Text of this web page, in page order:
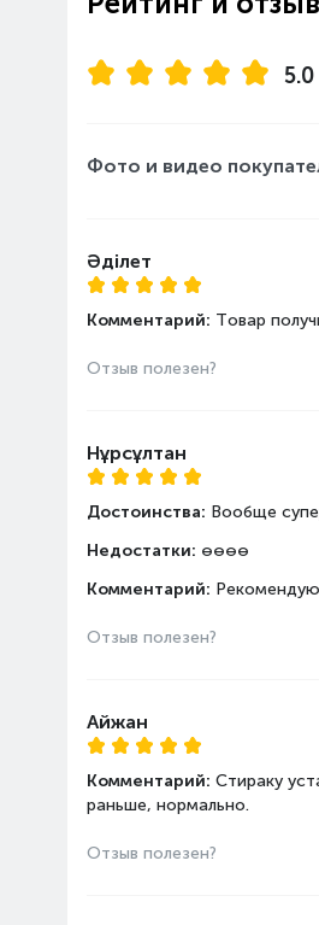
Классы
эффективности и
энергопотребления
5.0
Фото и видео
Әділет
Комментарий: Товар
Отзыв полезен?
Нұрсұлтан
Достоинства: Вообще
Недостатки: өөөө
Комментарий:
Отзыв полезен?
Айжан
Комментарий: Стираку
раньше, нормально.
Отзыв полезен?